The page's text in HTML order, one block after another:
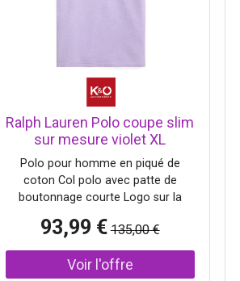
Ralph Lauren Polo coupe slim
sur mesure violet XL
Polo pour homme en piqué de
coton Col polo avec patte de
boutonnage courte Logo sur la
Coupe slim Nom de la couleur :
Powder Purple Composition : 95 %
coton, 5 % élasthanne
93,99 € 135,00 €